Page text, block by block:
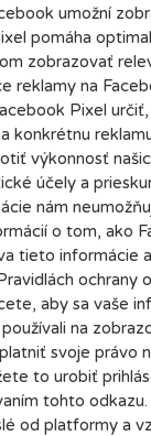
umožní
pomáha
zobrazovať
reklamy na
Pixel
konkrétnu
výkonnosť
účely a
nám
o tom, ako
tieto informácie
ochrany
aby sa vaše
na
svoje právo
to urobiť
tohto
od platformy a